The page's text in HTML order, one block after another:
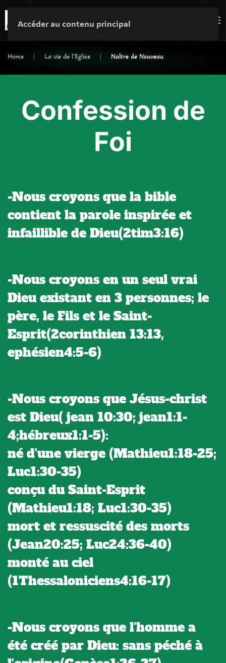
Accéder au contenu principal
Home La vie de l'Eglise Naître de Nouveau
Confession de
Foi
-Nous croyons que la bible
contient la parole inspirée et
infaillible de Dieu(2tim3:16)
-Nous croyons en un seul vrai
Dieu existant en 3 personnes; le
père, le Fils et le Saint-
Esprit(2corinthien 13:13,
ephésien4:5-6)
-Nous croyons que Jésus-christ
est Dieu( jean 10:30; jean1:1-
4;hébreux1:1-5):
né d'une vierge (Mathieu1:18-25;
Luc1:30-35)
conçu du Saint-Esprit
(Mathieu1:18; Luc1:30-35)
mort et ressuscité des morts
(Jean20:25; Luc24:36-40)
monté au ciel
(1Thessaloniciens4:16-17)
-Nous croyons que l'homme a
été créé par Dieu: sans péché à